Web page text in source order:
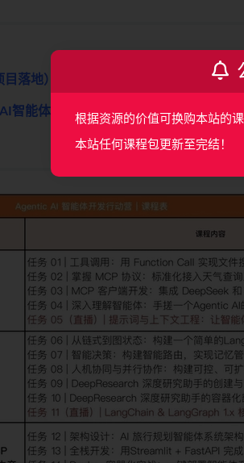
落地）
智能体应用平台
根据资源的价值可换购本站的
本站任何课程包更新至完结！